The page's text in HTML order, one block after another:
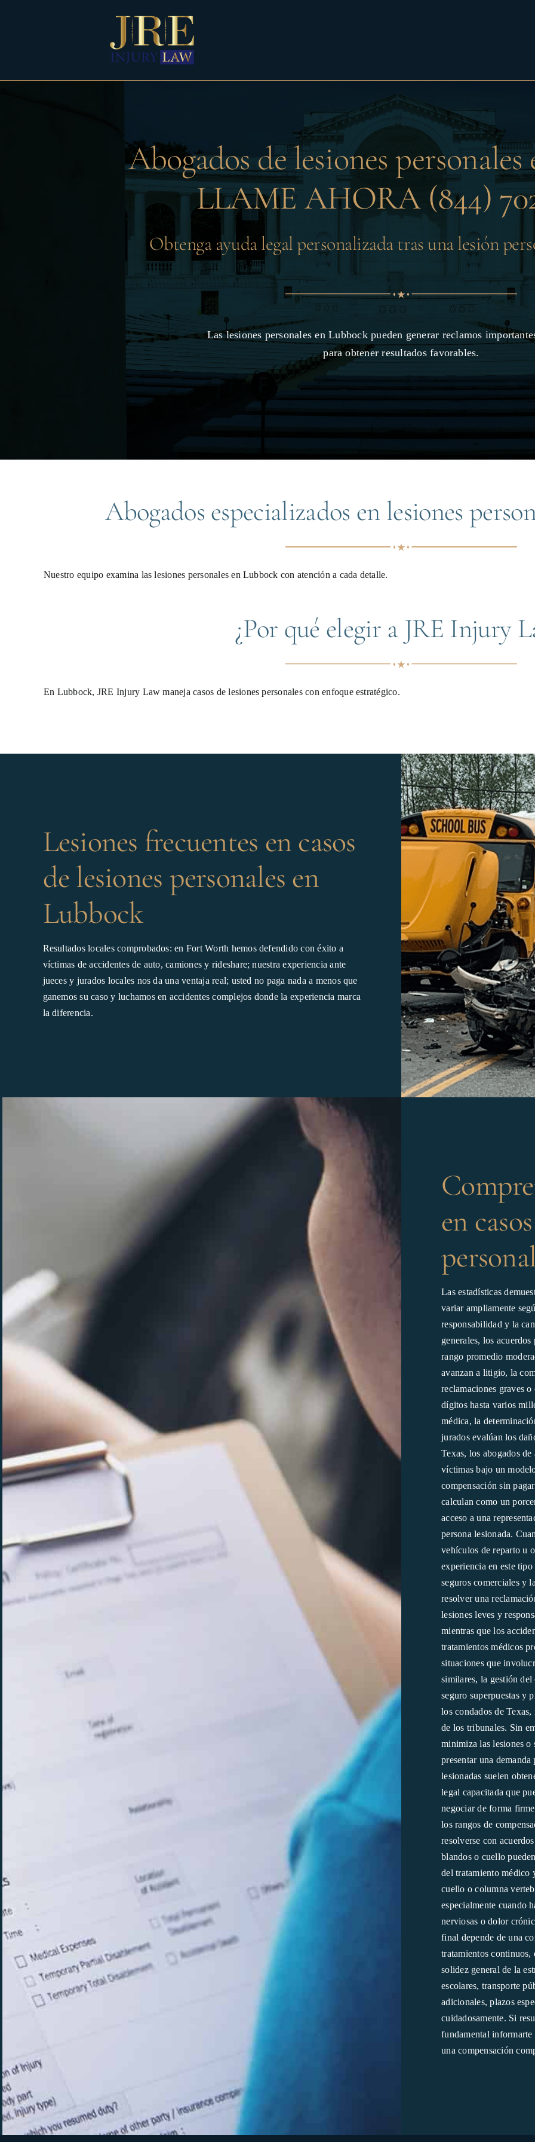
Abogados de lesiones
LLAME AHORA (844)
Obtenga ayuda legal personalizada tras una lesión
Las lesiones personales en Lubbock pueden generar reclamos
para obtener resultados favorables.
Abogados especializados en lesiones
Nuestro equipo examina las lesiones personales en Lubbock con atención a cada detalle.
¿Por qué elegir a JRE Injury
En Lubbock, JRE Injury Law maneja casos de lesiones personales con enfoque estratégico.
Lesiones frecuentes en casos
de lesiones personales en
Lubbock
Resultados locales comprobados: en Fort Worth hemos defendido con éxito a
víctimas de accidentes de auto, camiones y rideshare; nuestra experiencia ante
jueces y jurados locales nos da una ventaja real; usted no paga nada a menos que
ganemos su caso y luchamos en accidentes complejos donde la experiencia marca
la diferencia.
en
Las estadísticas
variar ampliamente
responsabilidad y la
generales, los
rango promedio
avanzan a litigio, la
reclamaciones graves
dígitos hasta varios
médica, la
jurados evalúan los
Texas, los abogados
víctimas bajo un
compensación sin
calculan como un
acceso a una
persona lesionada.
vehículos de reparto u
experiencia en este
seguros comerciales y
resolver una
lesiones leves y
mientras que los
tratamientos médicos
situaciones que
similares, la gestión
seguro superpuestas y
los condados de
de los tribunales. Sin
minimiza las lesiones o
presentar una
lesionadas suelen
legal capacitada que
negociar de forma
los rangos de
resolverse con
blandos o cuello
del tratamiento médico
cuello o columna
especialmente cuando
nerviosas o dolor
final depende de una
tratamientos continuos,
solidez general de la
escolares, transporte
adicionales, plazos
cuidadosamente. Si
fundamental informarte
una compensación